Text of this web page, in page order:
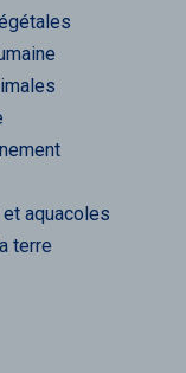
aquacoles
terre